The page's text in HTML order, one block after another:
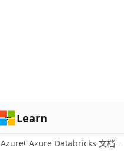
容
Learn
Azure Azure Databricks 文档